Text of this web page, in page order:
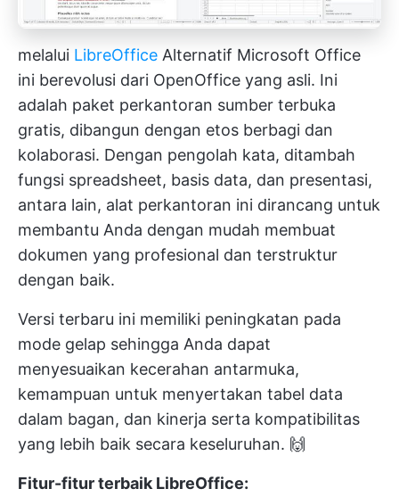
melalui LibreOffice Alternatif Microsoft Office
ini berevolusi dari OpenOffice yang asli. Ini
adalah paket perkantoran sumber terbuka
gratis, dibangun dengan etos berbagi dan
kolaborasi. Dengan pengolah kata, ditambah
fungsi spreadsheet, basis data, dan presentasi,
antara lain, alat perkantoran ini dirancang untuk
membantu Anda dengan mudah membuat
dokumen yang profesional dan terstruktur
dengan baik.
Versi terbaru ini memiliki peningkatan pada
mode gelap sehingga Anda dapat
menyesuaikan kecerahan antarmuka,
kemampuan untuk menyertakan tabel data
dalam bagan, dan kinerja serta kompatibilitas
yang lebih baik secara keseluruhan. 🙌
Fitur-fitur terbaik LibreOffice: